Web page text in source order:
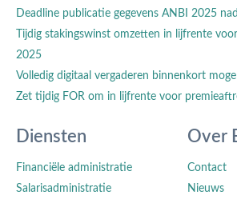
Deadline publicatie gegevens ANBI 2025
Tijdig stakingswinst omzetten in lijfrente
2025
Volledig digitaal vergaderen binnenkort
Zet tijdig FOR om in lijfrente voor
Diensten
Financiële administratie
Salarisadministratie
Over
Contact
Nieuws